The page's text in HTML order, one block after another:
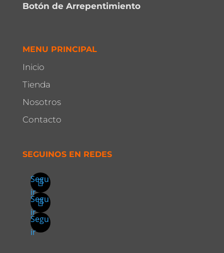
Botón de Arrepentimiento
MENU PRINCIPAL
Inicio
Tienda
Nosotros
Contacto
SEGUINOS EN REDES
Segu
ir
Segu
ir
Segu
ir